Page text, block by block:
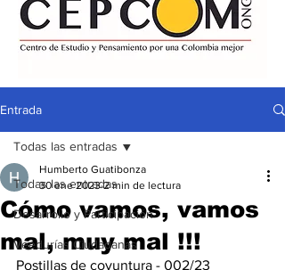
Entrada
Todas las entradas
Desarrollo y Participación
Veedurías Ciudadanas
Todas las entradas
Cómo vamos, vamos
mal, muy mal !!!
Humberto Guatibonza
30 ene 2023 2 min de lectura
Postillas de coyuntura - 002/23